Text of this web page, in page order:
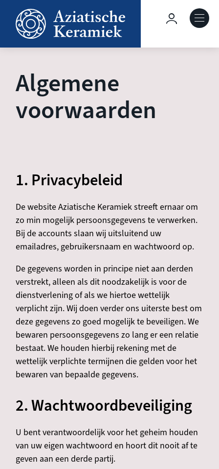
Overslaan
naar
Over deze site
Collecties
Keramiek in context
Algemene
voorwaarden
1. Privacybeleid
De website Aziatische Keramiek streeft ernaar om
zo min mogelijk persoonsgegevens te verwerken.
Bij de accounts slaan wij uitsluitend uw
emailadres, gebruikersnaam en wachtwoord op.
De gegevens worden in principe niet aan derden
verstrekt, alleen als dit noodzakelijk is voor de
dienstverlening of als we hiertoe wettelijk
verplicht zijn. Wij doen verder ons uiterste best om
deze gegevens zo goed mogelijk te beveiligen. We
bewaren persoonsgegevens zo lang er een relatie
bestaat. We houden hierbij rekening met de
wettelijk verplichte termijnen die gelden voor het
bewaren van bepaalde gegevens.
2. Wachtwoordbeveiliging
U bent verantwoordelijk voor het geheim houden
van uw eigen wachtwoord en hoort dit nooit af te
geven aan een derde partij.